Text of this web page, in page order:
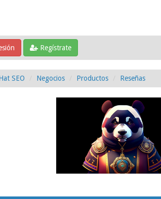
Regístrate
SEO Negocios Productos Reseñas